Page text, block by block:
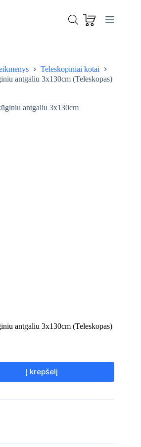
Į krepšelį
Teleskopiniai kotai
antgaliu 3x130cm (Teleskopas)
antgaliu 3x130cm (Teleskopas)
Į krepšelį